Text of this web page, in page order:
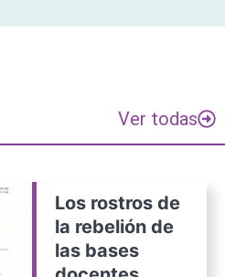
Ver todas
Los rostros de
la rebelión de
las bases